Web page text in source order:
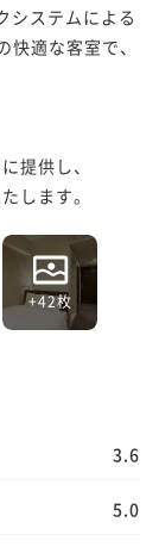
システムによる
適な客室で、
提供し、
します。
+42枚
3.6
5.0